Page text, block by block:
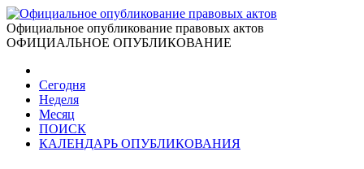
Официальное опубликование правовых актов
ОФИЦИАЛЬНОЕ ОПУБЛИКОВАНИЕ
Сегодня
Неделя
Месяц
ПОИСК
КАЛЕНДАРЬ ОПУБЛИКОВАНИЯ